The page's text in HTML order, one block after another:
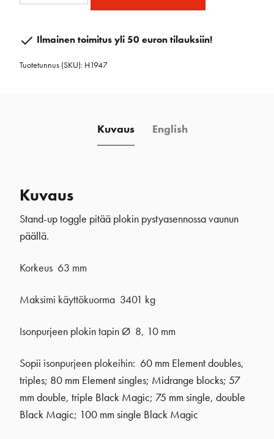
ToggleIlmainen toimitus yli 50 euron tilauksiin!
Tuotetunnus (SKU): H1947
Kuvaus English
Kuvaus
Stand-up toggle pitää plokin pystyasennossa vaunun
päällä.
Korkeus 63 mm
Maksimi käyttökuorma 3401 kg
Isonpurjeen plokin tapin Ø 8, 10 mm
Sopii isonpurjeen plokeihin: 60 mm Element doubles,
triples; 80 mm Element singles; Midrange blocks; 57
mm double, triple Black Magic; 75 mm single, double
Black Magic; 100 mm single Black Magic